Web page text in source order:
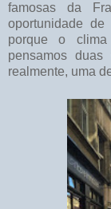
famosas da
oportunidade
porque o
pensamos
realmente, uma